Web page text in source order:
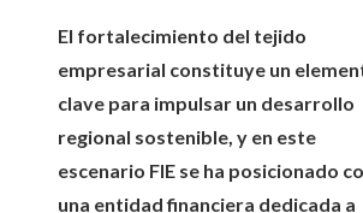
El fortalecimiento del tejido
empresarial constituye un
clave para impulsar un desarrollo
regional sostenible, y en este
escenario FIE se ha posicionado
una entidad financiera dedicada a